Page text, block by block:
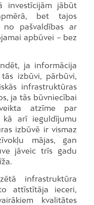
investīcijām jābūt
bet tajos
no pašvaldības ar
apbūvei – bez
ja informācija
izbūvi, pārbūvi,
infrastruktūras
ja tās būvniecībai
atzīme par
kā arī ieguldījumu
izbūvē ir vismaz
mājas, gan
jāveic trīs gadu
infrastruktūra
attīstītāja ieceri,
kvalitātes